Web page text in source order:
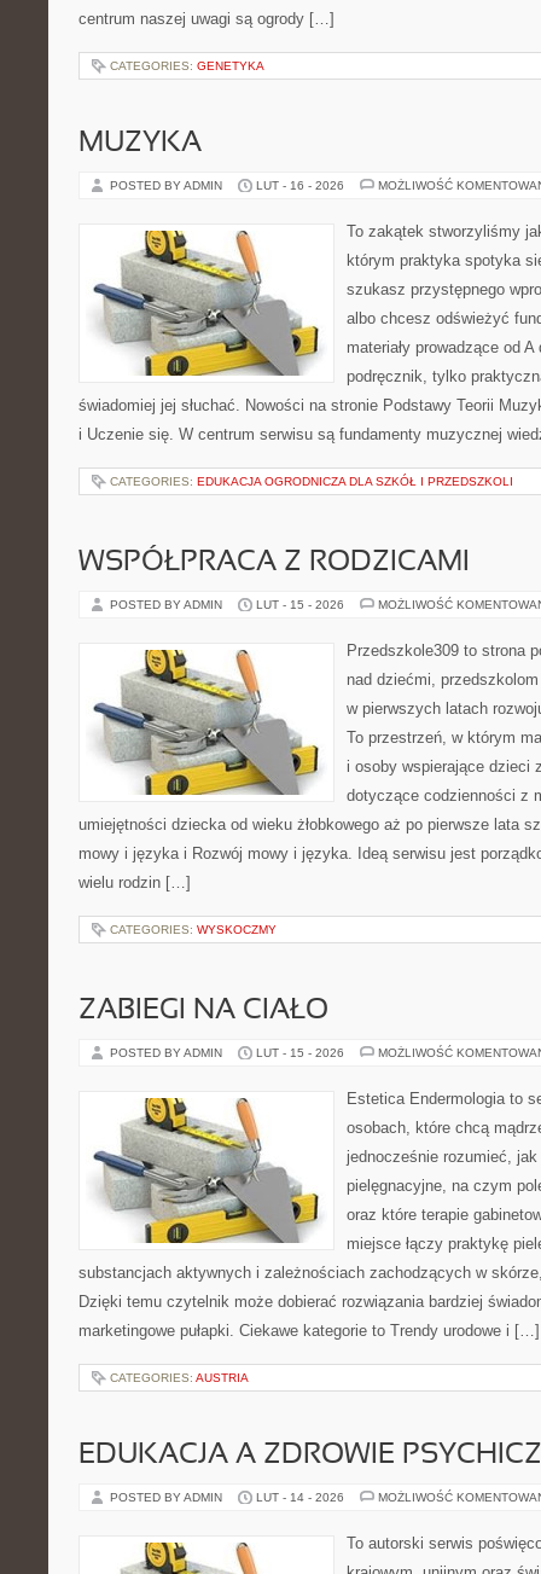
centrum naszej uwagi są ogrody […]
CATEGORIES: GENETYKA
MUZYKA
POSTED BY ADMIN LUT - 16 - 2026 MOŻLIWOŚĆ
To zakątek stworzyliśmy
którym praktyka spotyka
szukasz przystępnego
albo chcesz odświeżyć
materiały prowadzące od
podręcznik, tylko
świadomiej jej słuchać. Nowości na stronie Podstawy Teorii
i Uczenie się. W centrum serwisu są fundamenty muzycznej
CATEGORIES: EDUKACJA OGRODNICZA DLA SZKÓŁ I PRZEDSZKOLI
WSPÓŁPRACA Z RODZICAMI
POSTED BY ADMIN LUT - 15 - 2026 MOŻLIWOŚĆ
Przedszkole309 to strona
nad dziećmi,
w pierwszych latach
To przestrzeń, w którym
i osoby wspierające dzieci
dotyczące codzienności z
umiejętności dziecka od wieku żłobkowego aż po pierwsze lata
mowy i języka i Rozwój mowy i języka. Ideą serwisu jest
wielu rodzin […]
CATEGORIES: WYSKOCZMY
ZABIEGI NA CIAŁO
POSTED BY ADMIN LUT - 15 - 2026 MOŻLIWOŚĆ
Estetica Endermologia to
osobach, które chcą
jednocześnie rozumieć, jak
pielęgnacyjne, na czym
oraz które terapie
miejsce łączy praktykę
substancjach aktywnych i zależnościach zachodzących w
Dzięki temu czytelnik może dobierać rozwiązania bardziej
marketingowe pułapki. Ciekawe kategorie to Trendy urodowe i […]
CATEGORIES: AUSTRIA
EDUKACJA A ZDROWIE
POSTED BY ADMIN LUT - 14 - 2026 MOŻLIWOŚĆ
To autorski serwis